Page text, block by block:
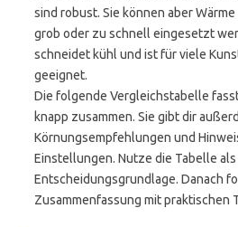
sind robust. Sie können aber
grob oder zu schnell eingesetzt
schneidet kühl und ist für viele
geeignet.
Die folgende Vergleichstabelle
knapp zusammen. Sie gibt dir
Körnungsempfehlungen und
Einstellungen. Nutze die Tabelle als
Entscheidungsgrundlage. Danach
Zusammenfassung mit praktischen